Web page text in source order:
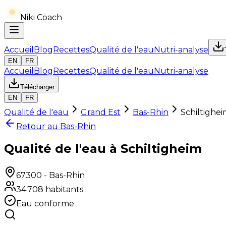
Niki Coach
Accueil BlogRecettesQualité de l'eauNutri-analyse
EN
FR
Accueil BlogRecettesQualité de l'eauNutri-analyse
Télécharger
EN
FR
Qualité de l'eau Grand Est Bas-Rhin
Retour au Bas-Rhin
Qualité de l'eau à Schiltigheim
67300 - Bas-Rhin
34 708 habitants
Eau conforme